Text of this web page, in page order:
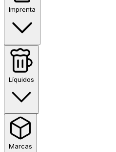
Imprenta
Líquidos
Marcas